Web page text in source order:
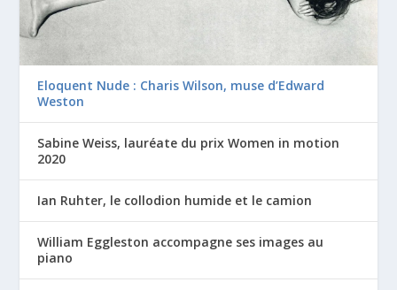
Eloquent Nude : Charis Wilson, muse d’Edward
Weston
Sabine Weiss, lauréate du prix Women in motion
2020
Ian Ruhter, le collodion humide et le camion
William Eggleston accompagne ses images au
piano